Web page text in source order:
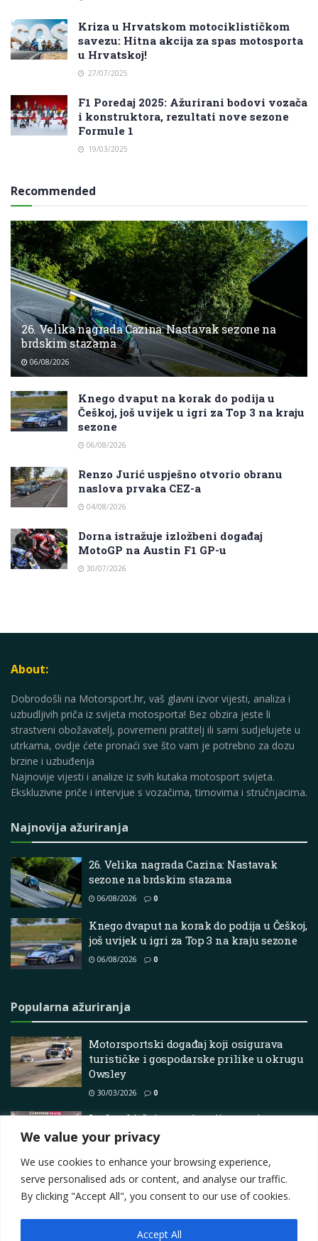
We value your privacy
We use cookies to enhance your browsing experience,
serve personalised ads or content, and analyse our traffic.
By clicking "Accept All", you consent to our use of cookies.
Accept All
Kriza u Hrvatskom motociklističkom
savezu: Hitna akcija za spas motosporta
u Hrvatskoj!
27/07/2025
F1 Poredaj 2025: Ažurirani bodovi vozača
i konstruktora, rezultati nove sezone
Formule 1
19/03/2025
Recommended
26. Velika nagrada Cazina: Nastavak sezone na
brdskim stazama
06/08/2026
Knego dvaput na korak do podija u
Češkoj, još uvijek u igri za Top 3 na kraju
sezone
06/08/2026
Renzo Jurić uspješno otvorio obranu
naslova prvaka CEZ-a
04/08/2026
Dorna istražuje izložbeni događaj
MotoGP na Austin F1 GP-u
30/07/2026
About:
Dobrodošli na Motorsport.hr, vaš glavni izvor vijesti, analiza i
uzbudljivih priča iz svijeta motosporta! Bez obzira jeste li
strastveni obožavatelj, povremeni pratitelj ili sami sudjelujete u
utrkama, ovdje ćete pronaći sve što vam je potrebno za dozu
brzine i uzbuđenja
Najnovije vijesti i analize iz svih kutaka motosport svijeta.
Ekskluzivne priče i intervjue s vozačima, timovima i stručnjacima.
Najnovija ažuriranja
26. Velika nagrada Cazina: Nastavak
sezone na brdskim stazama
06/08/2026 0
Knego dvaput na korak do podija u Češkoj,
još uvijek u igri za Top 3 na kraju sezone
06/08/2026 0
Popularna ažuriranja
Motorsportski događaj koji osigurava
turističke i gospodarske prilike u okrugu
Owsley
30/03/2026 0
Larko objašnjava najnovije promjene
pariteta Camara – Superautomobili